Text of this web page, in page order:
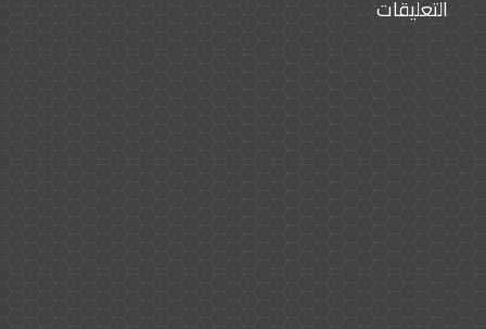
التعليقات